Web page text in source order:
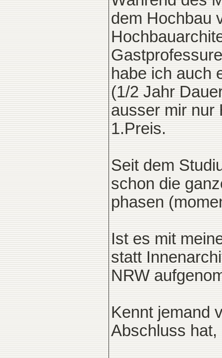
dem Hochbau
habe ich auch
(1/2 Jahr
ausser mir nur
1.Preis.
Seit dem
schon die
phasen
Ist es mit
statt
NRW
Kennt jemand
Abschluss hat,